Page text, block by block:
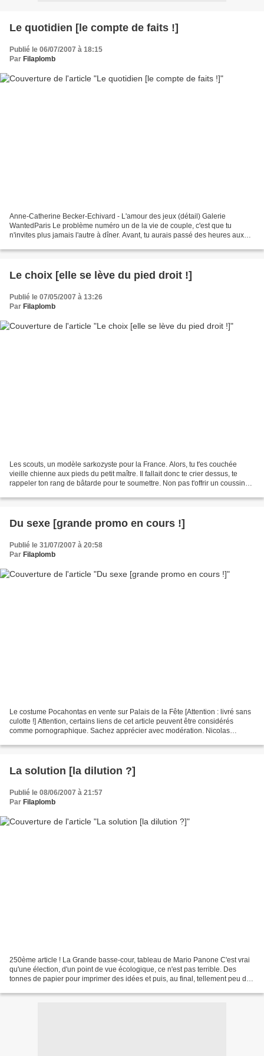
Le quotidien [le compte de faits !]
Publié le 06/07/2007 à 18:15
Par Filaplomb
Anne-Catherine Becker-Echivard - L'amour des jeux (détail) Galerie
WantedParis Le problème numéro un de la vie de couple, c'est que tu
n'invites plus jamais l'autre à dîner. Avant, tu aurais passé des heures aux
Le choix [elle se lève du pied droit !]
Publié le 07/05/2007 à 13:26
Par Filaplomb
Les scouts, un modèle sarkozyste pour la France. Alors, tu t'es couchée
vieille chienne aux pieds du petit maître. Il fallait donc te crier dessus, te
rappeler ton rang de bâtarde pour te soumettre. Non pas t'offrir un coussin
Du sexe [grande promo en cours !]
Publié le 31/07/2007 à 20:58
Par Filaplomb
Le costume Pocahontas en vente sur Palais de la Fête [Attention : livré sans
culotte !] Attention, certains liens de cet article peuvent être considérés
comme pornographique. Sachez apprécier avec modération. Nicolas
La solution [la dilution ?]
Publié le 08/06/2007 à 21:57
Par Filaplomb
250ème article ! La Grande basse-cour, tableau de Mario Panone C'est vrai
qu'une élection, d'un point de vue écologique, ce n'est pas terrible. Des
tonnes de papier pour imprimer des idées et puis, au final, tellement peu de